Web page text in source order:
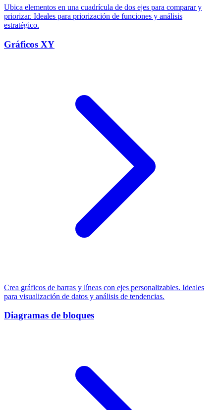
Ubica elementos en una cuadrícula de dos ejes para comparar y
priorizar. Ideales para priorización de funciones y análisis
estratégico.
Gráficos XY
Crea gráficos de barras y líneas con ejes personalizables. Ideales
para visualización de datos y análisis de tendencias.
Diagramas de bloques